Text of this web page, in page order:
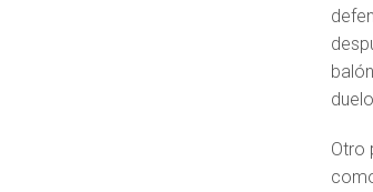
Otro